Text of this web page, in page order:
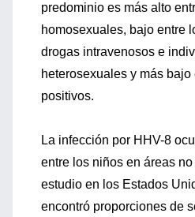
predominio es más alto
homosexuales, bajo entre
drogas intravenosos e
heterosexuales y más
positivos.
La infección por HHV-8
entre los niños en áreas
estudio en los Estados
encontró proporciones de